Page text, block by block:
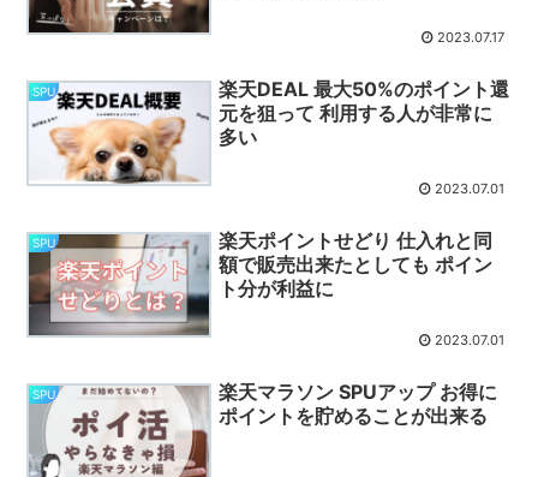
2023.07.17
SPU
楽天DEAL 最大50%のポイント還
元を狙って 利用する人が非常に
多い
2023.07.01
SPU
楽天ポイントせどり 仕入れと同
額で販売出来たとしても ポイン
ト分が利益に
2023.07.01
SPU
楽天マラソン SPUアップ お得に
ポイントを貯めることが出来る